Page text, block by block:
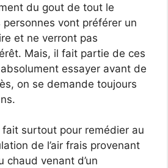
du gout de tout le
vont préférer un
et ne verront pas
Mais, il fait partie de ces
essayer avant de
on se demande toujours
surtout pour remédier au
de l’air frais provenant
chaud venant d’un